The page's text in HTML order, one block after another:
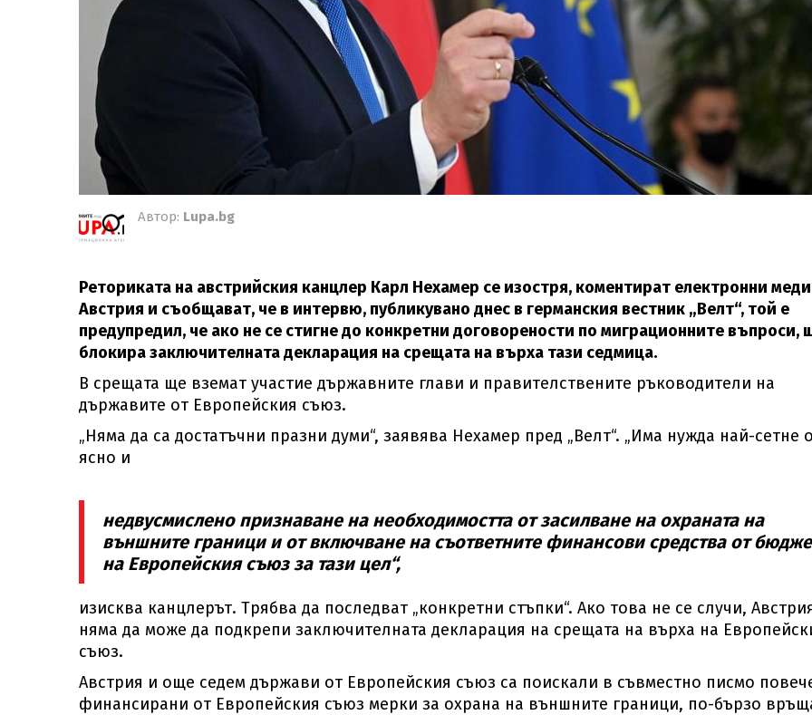
Автор: Lupa.bg
Реториката на австрийския канцлер Карл Нехамер се изостря, коментират електронни
Австрия и съобщават, че в интервю, публикувано днес в германския вестник „Велт“, той е
предупредил, че ако не се стигне до конкретни договорености по миграционните въпроси,
блокира заключителната декларация на срещата на върха тази седмица.
В срещата ще вземат участие държавните глави и правителствените ръководители на
държавите от Европейския съюз.
„Няма да са достатъчни празни думи“, заявява Нехамер пред „Велт“. „Има нужда най-сетне
ясно и
недвусмислено признаване на необходимостта от засилване на охраната на
външните граници и от включване на съответните финансови средства от
на Европейския съюз за тази цел“,
изисква канцлерът. Трябва да последват „конкретни стъпки“. Ако това не се случи,
няма да може да подкрепи заключителната декларация на срещата на върха на
съюз.
Австрия и още седем държави от Европейския съюз са поискали в съвместно писмо
финансирани от Европейския съюз мерки за охрана на външните граници, по-бързо